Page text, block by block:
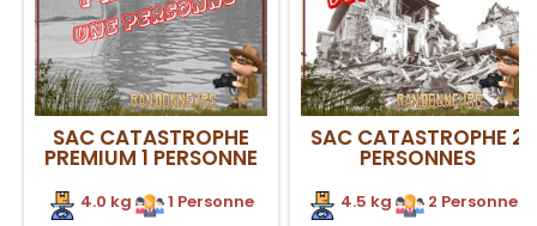
SAC CATASTROPHE
PREMIUM 1 PERSONNE
4.0 kg
1 Personne
SAC CATASTROPHE 2
PERSONNES
4.5 kg
2 Personnes